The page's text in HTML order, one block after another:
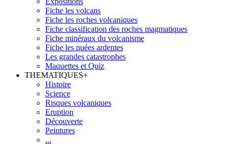
Fiche les volcans
Fiche les roches volcaniques
Fiche classification des roches magmatiques
Fiche minéraux du volcanisme
Fiche les nuées ardentes
Les grandes catastrophes
Maquettes et Quiz
THEMATIQUES+
Histoire
Science
Risques volcaniques
Eruption
Découverte
Peintures
...